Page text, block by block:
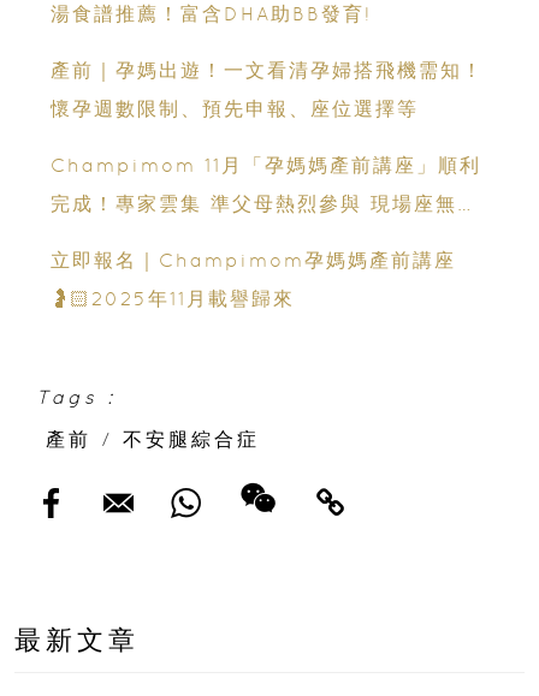
湯食譜推薦！富含DHA助BB發育!
產前｜孕媽出遊！一文看清孕婦搭飛機需知！
懷孕週數限制、預先申報、座位選擇等
Champimom 11月「孕媽媽產前講座」順利
完成！專家雲集 準父母熱烈參與 現場座無虛
立即報名｜Champimom孕媽媽產前講座
🤰🏻2025年11月載譽歸來
Tags :
產前
/ 不安腿綜合症
最新文章